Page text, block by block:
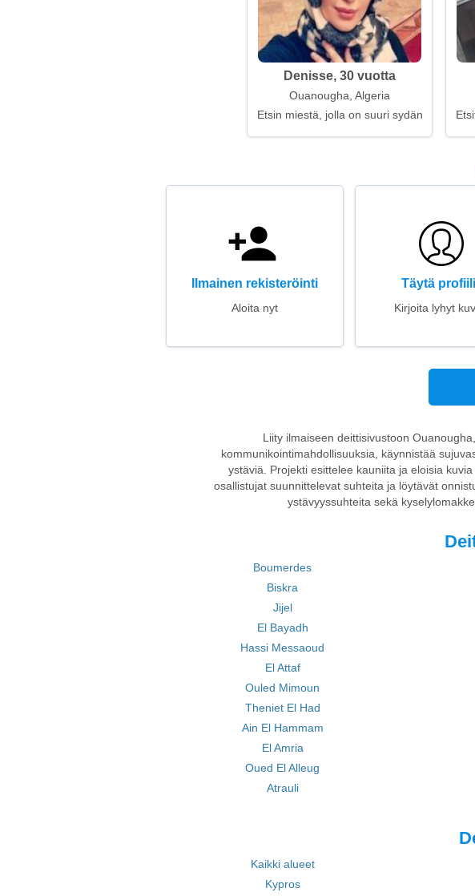
Denisse, 30 vuotta
Ouanougha, Algeria
Etsin miestä, jolla on suuri sydän
Ilmainen rekisteröinti
Aloita nyt
Täytä
Kirjoita lyhyt
Liity ilmaiseen deittisivustoon
kommunikointimahdollisuuksia, käynnistää
ystäviä. Projekti esittelee kauniita ja eloisia
osallistujat suunnittelevat suhteita ja löytävät
ystävyyssuhteita sekä
Boumerdes
Biskra
Jijel
El Bayadh
Hassi Messaoud
El Attaf
Ouled Mimoun
Theniet El Had
Ain El Hammam
El Amria
Oued El Alleug
Atrauli
Kaikki alueet
Kypros